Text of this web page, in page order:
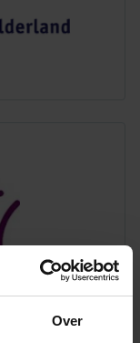
Over